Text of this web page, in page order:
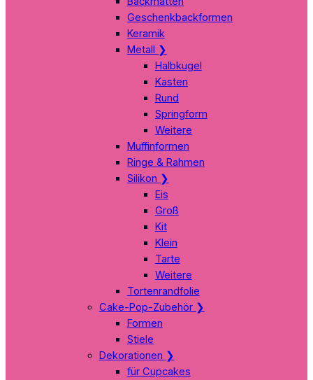
Geschenkbackformen
Keramik
Metall ❯
Halbkugel
Kasten
Rund
Springform
Weitere
Muffinformen
Ringe & Rahmen
Silikon ❯
Eis
Groß
Kit
Klein
Tarte
Weitere
Tortenrandfolie
Cake-Pop-Zubehör ❯
Formen
Stiele
Dekorationen ❯
für Cupcakes